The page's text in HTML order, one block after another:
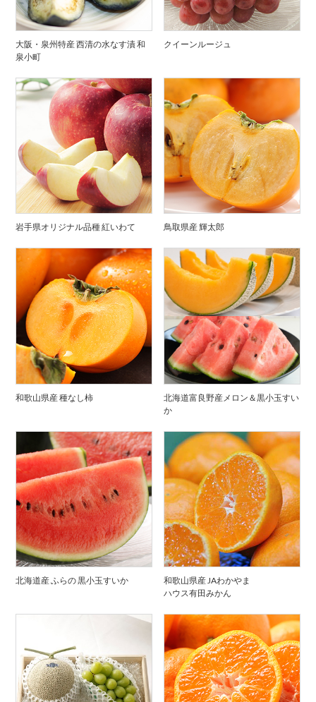
大阪・泉州特産 西清の水なす漬 和
泉小町
クイーンルージュ
岩手県オリジナル品種 紅いわて 鳥取県産 輝太郎
和歌山県産 種なし柿
北海道富良野産メロン＆黒小玉すい
か
北海道産 ふらの 黒小玉すいか
和歌山県産 JAわかやま
ハウス有田みかん